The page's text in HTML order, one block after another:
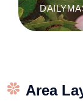
Area